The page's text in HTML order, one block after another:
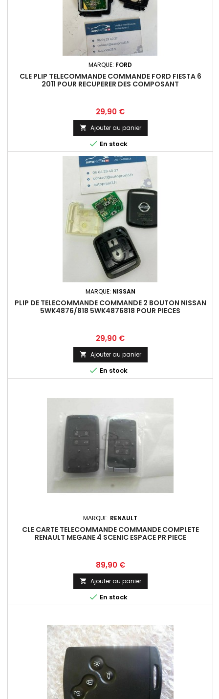
MARQUE: FORD
CLE PLIP TELECOMMANDE COMMANDE FORD FIESTA 6
2011 POUR RECUPERER DES COMPOSANT
Prix
29,90 €
 Ajouter au panier
 En stock
MARQUE: NISSAN
PLIP DE TELECOMMANDE COMMANDE 2 BOUTON NISSAN
5WK4876/818 5WK4876818 POUR PIECES
Prix
29,90 €
 Ajouter au panier
 En stock
MARQUE: RENAULT
CLE CARTE TELECOMMANDE COMMANDE COMPLETE
RENAULT MEGANE 4 SCENIC ESPACE PR PIECE
Prix
89,90 €
 Ajouter au panier
 En stock